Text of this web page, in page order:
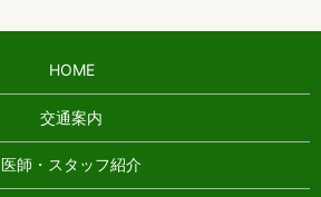
HOME
交通案内
医師・スタッフ紹介